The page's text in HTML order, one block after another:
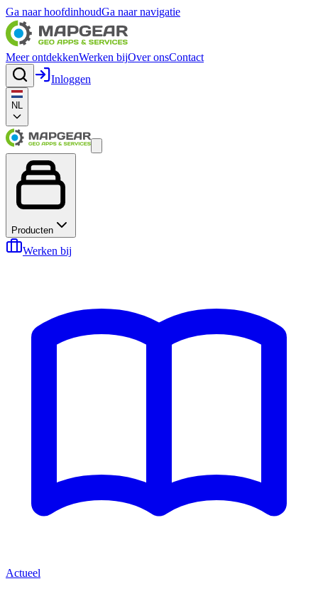
Ga naar hoofdinhoudGa naar navigatie
Meer ontdekkenWerken bijOver onsContact
Inloggen
NL
Producten
Werken bij
Actueel